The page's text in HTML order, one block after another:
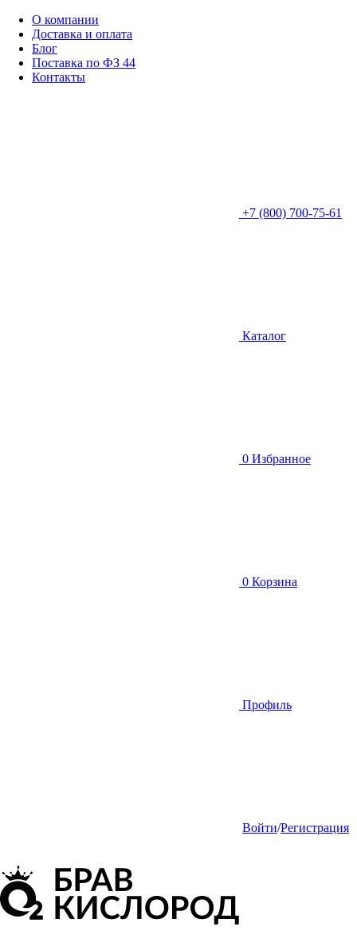
О компании
Доставка и оплата
Блог
Поставка по ФЗ 44
Контакты
+7 (800) 700-75-61
Каталог
0 Избранное
0 Корзина
Профиль
Войти/Регистрация